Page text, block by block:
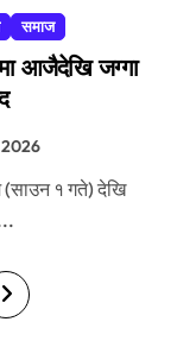
समाज
आजैदेखि जग्गा
2026